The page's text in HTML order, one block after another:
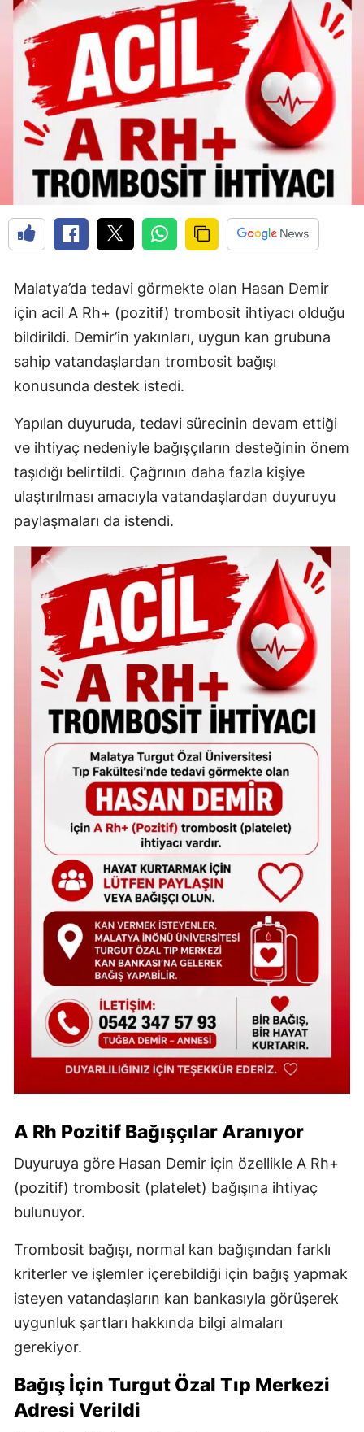
Malatya’da tedavi görmekte olan Hasan Demir
için acil A Rh+ (pozitif) trombosit ihtiyacı olduğu
bildirildi. Demir’in yakınları, uygun kan grubuna
sahip vatandaşlardan trombosit bağışı
konusunda destek istedi.
Yapılan duyuruda, tedavi sürecinin devam ettiği
ve ihtiyaç nedeniyle bağışçıların desteğinin önem
taşıdığı belirtildi. Çağrının daha fazla kişiye
ulaştırılması amacıyla vatandaşlardan duyuruyu
paylaşmaları da istendi.
A Rh Pozitif Bağışçılar Aranıyor
Duyuruya göre Hasan Demir için özellikle A Rh+
(pozitif) trombosit (platelet) bağışına ihtiyaç
bulunuyor.
Trombosit bağışı, normal kan bağışından farklı
kriterler ve işlemler içerebildiği için bağış yapmak
isteyen vatandaşların kan bankasıyla görüşerek
uygunluk şartları hakkında bilgi almaları
gerekiyor.
Bağış İçin Turgut Özal Tıp Merkezi
Adresi Verildi